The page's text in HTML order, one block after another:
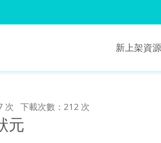
新上架資源
次 下載次數：212 次
元